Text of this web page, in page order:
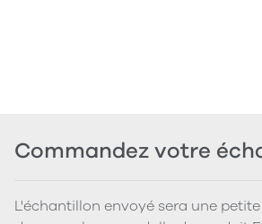
Commandez votre
L'échantillon envoyé sera une